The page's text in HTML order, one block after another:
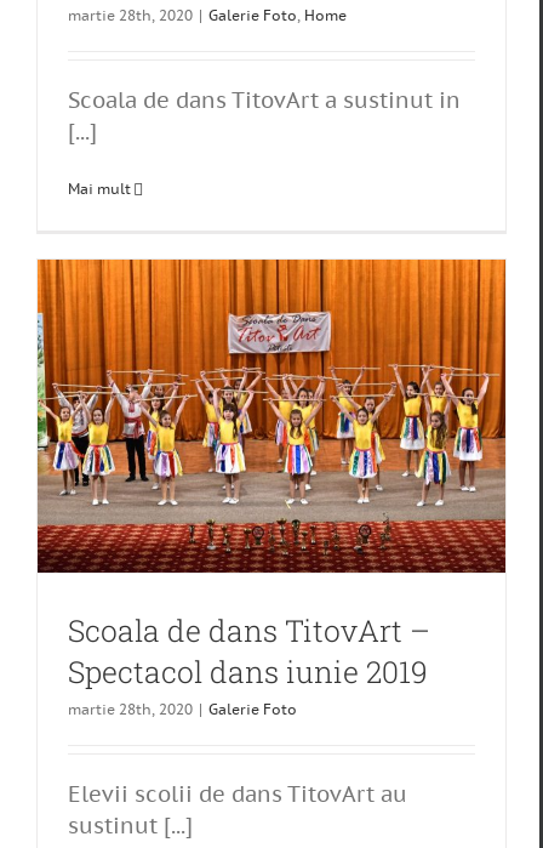
martie 28th, 2020 | Galerie Foto, Home
Scoala de dans TitovArt a sustinut in
[...]
Mai mult
Scoala de dans TitovArt –
Spectacol dans iunie 2019
martie 28th, 2020 | Galerie Foto
Elevii scolii de dans TitovArt au
sustinut [...]